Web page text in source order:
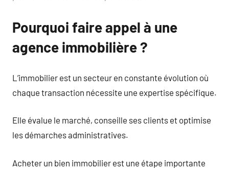
Pourquoi faire appel à une
agence immobilière ?
L’immobilier est un secteur en constante évolution où
chaque transaction nécessite une expertise spécifique.
Elle évalue le marché, conseille ses clients et optimise
les démarches administratives.
Acheter un bien immobilier est une étape importante